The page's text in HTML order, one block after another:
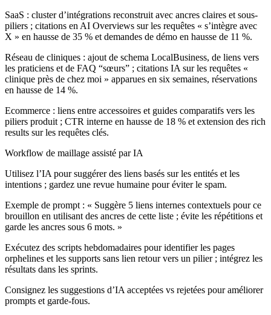
SaaS : cluster d’intégrations reconstruit avec ancres claires et sous-
piliers ; citations en AI Overviews sur les requêtes « s’intègre avec
X » en hausse de 35 % et demandes de démo en hausse de 11 %.
Réseau de cliniques : ajout de schema LocalBusiness, de liens vers
les praticiens et de FAQ “sœurs” ; citations IA sur les requêtes «
clinique près de chez moi » apparues en six semaines, réservations
en hausse de 14 %.
Ecommerce : liens entre accessoires et guides comparatifs vers les
piliers produit ; CTR interne en hausse de 18 % et extension des rich
results sur les requêtes clés.
Workflow de maillage assisté par IA
Utilisez l’IA pour suggérer des liens basés sur les entités et les
intentions ; gardez une revue humaine pour éviter le spam.
Exemple de prompt : « Suggère 5 liens internes contextuels pour ce
brouillon en utilisant des ancres de cette liste ; évite les répétitions et
garde les ancres sous 6 mots. »
Exécutez des scripts hebdomadaires pour identifier les pages
orphelines et les supports sans lien retour vers un pilier ; intégrez les
résultats dans les sprints.
Consignez les suggestions d’IA acceptées vs rejetées pour améliorer
prompts et garde-fous.